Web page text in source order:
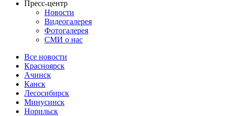
Пресс-центр
Новости
Видеогалерея
Фотогалерея
СМИ о нас
Все новости
Красноярск
Ачинск
Канск
Лесосибирск
Минусинск
Норильск